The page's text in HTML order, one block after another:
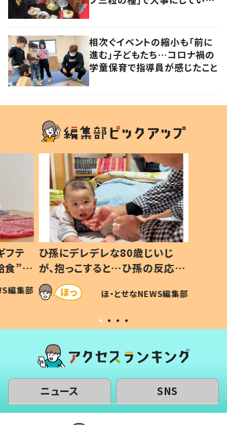
相次ぐイベントの縮小も「前に
進む」子どもたち…コロナ禍の
学童保育で指導員が感じたこと
フテ
食”を
の親
編集部
ひ孫にデレデレな80歳じいじ
が、抱っこすると…ひ孫の反応に
「涙が出ました」「可愛くて仕方な
い」
ほ・とせなNEWS編集部
ニュース SNS